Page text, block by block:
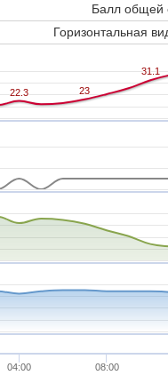
Балл общей
Горизонтальная
22.3
22.3 23
23
31.1
31.1
04:00 08:00